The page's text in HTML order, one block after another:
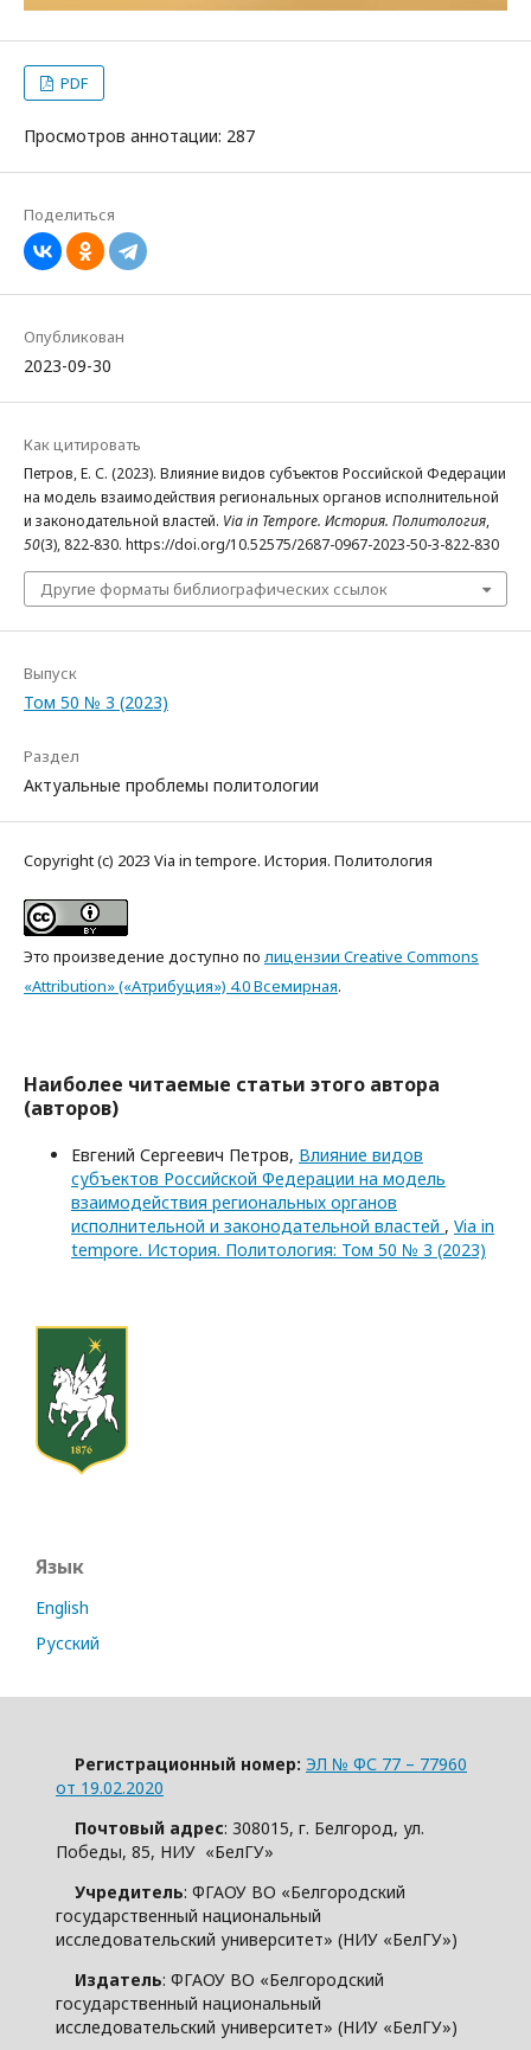
PDF
Просмотров аннотации: 287
Поделиться
Опубликован
2023-09-30
Как цитировать
Петров, Е. С. (2023). Влияние видов субъектов Российской Федерации
на модель взаимодействия региональных органов исполнительной
и законодательной властей. Via in Tempore. История. Политология,
50(3), 822-830. https://doi.org/10.52575/2687-0967-2023-50-3-822-830
Другие форматы библиографических ссылок
Выпуск
Том 50 № 3 (2023)
Раздел
Актуальные проблемы политологии
Copyright (c) 2023 Via in tempore. История. Политология
Это произведение доступно по лицензии Creative Commons
«Attribution» («Атрибуция») 4.0 Всемирная.
Наиболее читаемые статьи этого автора
(авторов)
Евгений Сергеевич Петров, Влияние видов
субъектов Российской Федерации на модель
взаимодействия региональных органов
исполнительной и законодательной властей , Via in
tempore. История. Политология: Том 50 № 3 (2023)
Язык
English
Русский
Регистрационный номер: ЭЛ № ФС 77 – 77960
от 19.02.2020
Почтовый адрес: 308015, г. Белгород, ул.
Победы, 85, НИУ «БелГУ»
Учредитель: ФГАОУ ВО «Белгородский
государственный национальный
исследовательский университет» (НИУ «БелГУ»)
Издатель: ФГАОУ ВО «Белгородский
государственный национальный
исследовательский университет» (НИУ «БелГУ»)